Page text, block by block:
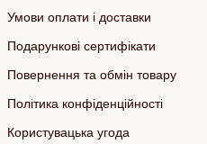
Умови оплати і доставки
Подарункові сертифікати
Повернення та обмін товару
Політика конфіденційності
Користувацька угода